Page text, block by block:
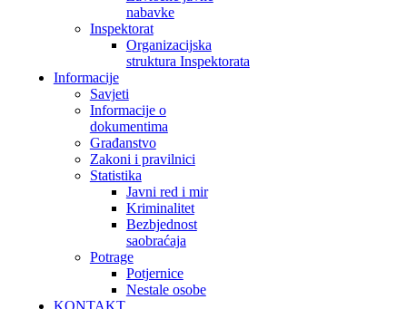
nabavke
Inspektorat
Organizacijska
struktura Inspektorata
Informacije
Savjeti
Informacije o
dokumentima
Građanstvo
Zakoni i pravilnici
Statistika
Javni red i mir
Kriminalitet
Bezbjednost
saobraćaja
Potrage
Potjernice
Nestale osobe
KONTAKT